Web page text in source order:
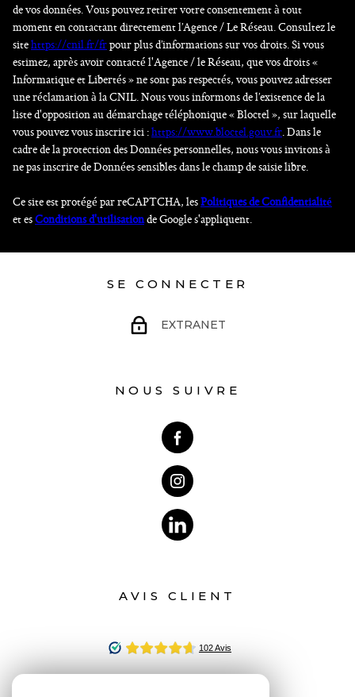
de vos données. Vous pouvez retirer votre consentement à tout
moment en contactant directement l’Agence / Le Réseau. Consultez le
sitehttps://cnil.fr/frpour plus d’informations sur vos droits. Si vous
estimez, après avoir contacté l'Agence / le Réseau, que vos droits «
Informatique et Libertés » ne sont pas respectés, vous pouvez adresser
une réclamation à la CNIL. Nous vous informons de l’existence de la
liste d'opposition au démarchage téléphonique « Bloctel », sur laquelle
vous pouvez vous inscrire ici :https://www.bloctel.gouv.fr . Dans le
cadre de la protection des Données personnelles, nous vous invitons à
ne pas inscrire de Données sensibles dans le champ de saisie libre.
Ce site est protégé par reCAPTCHA, lesPolitiques de Confidentialité
et esConditions d'utilisationde Google s'appliquent.
SE CONNECTER
EXTRANET
NOUS SUIVRE
AVIS CLIENT